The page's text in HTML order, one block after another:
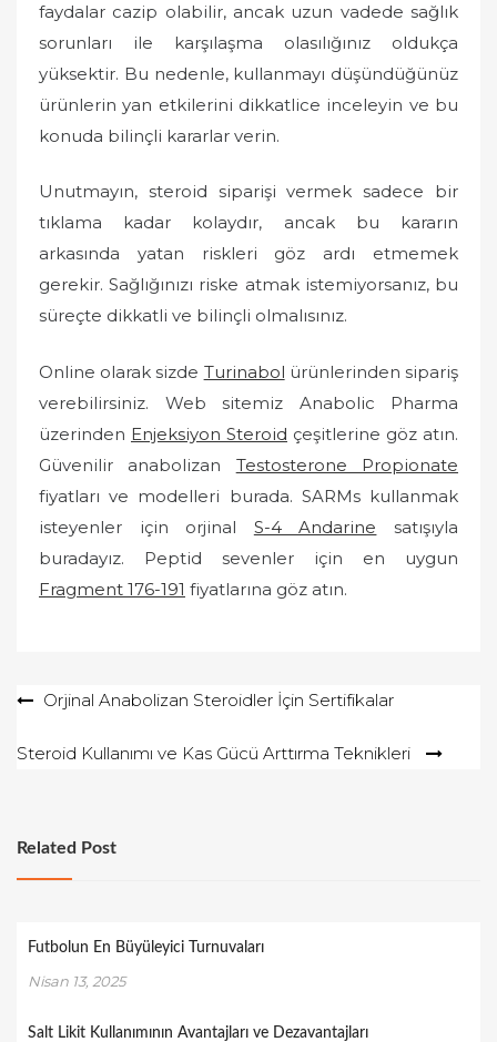
faydalar cazip olabilir, ancak uzun vadede sağlık
sorunları ile karşılaşma olasılığınız oldukça
yüksektir. Bu nedenle, kullanmayı düşündüğünüz
ürünlerin yan etkilerini dikkatlice inceleyin ve bu
konuda bilinçli kararlar verin.
Unutmayın, steroid siparişi vermek sadece bir
tıklama kadar kolaydır, ancak bu kararın
arkasında yatan riskleri göz ardı etmemek
gerekir. Sağlığınızı riske atmak istemiyorsanız, bu
süreçte dikkatli ve bilinçli olmalısınız.
Online olarak sizde Turinabol ürünlerinden sipariş
verebilirsiniz. Web sitemiz Anabolic Pharma
üzerinden Enjeksiyon Steroid çeşitlerine göz atın.
Güvenilir anabolizan Testosterone Propionate
fiyatları ve modelleri burada. SARMs kullanmak
isteyenler için orjinal S-4 Andarine satışıyla
buradayız. Peptid sevenler için en uygun
Fragment 176-191 fiyatlarına göz atın.
YazıOrjinal Anabolizan Steroidler İçin Sertifikalar
Steroid Kullanımı ve Kas Gücü Arttırma Teknikleri
Related Post
Futbolun En Büyüleyici Turnuvaları
Nisan 13, 2025
Salt Likit Kullanımının Avantajları ve Dezavantajları